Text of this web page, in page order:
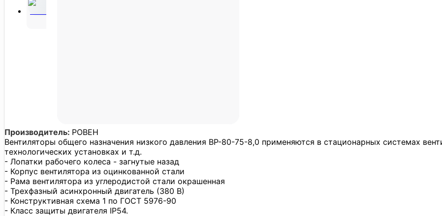
Производитель: РОВЕН
Вентиляторы общего назначения низкого давления ВР-80-75-8,0 применяются в стационарных системах
технологических установках и т.д.
- Лопатки рабочего колеса - загнутые назад
- Корпус вентилятора из оцинкованной стали
- Рама вентилятора из углеродистой стали окрашенная
- Трехфазный асинхронный двигатель (380 В)
- Конструктивная схема 1 по ГОСТ 5976-90
- Класс защиты двигателя IP54.